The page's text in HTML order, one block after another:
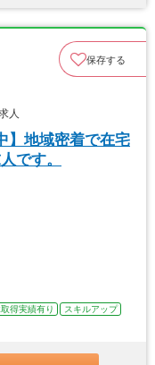
保存する
人
】地域密着で在宅
です。
得実績有り
スキルアップ